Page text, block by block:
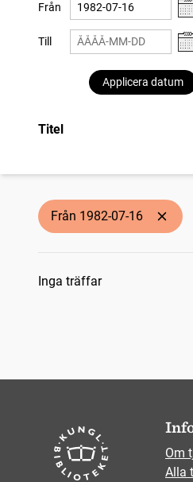
Från
Till
Applicera datum
Titel
Från 1982-07-16
Sökresultat
Inga träffar
Om
Alla